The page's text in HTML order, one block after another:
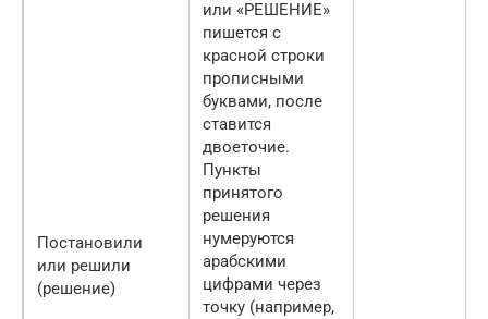
Постановили
или решили
(решение)
или «РЕШЕНИЕ»
пишется с
красной строки
прописными
буквами, после
ставится
двоеточие.
Пункты
принятого
решения
нумеруются
арабскими
цифрами через
точку (например,